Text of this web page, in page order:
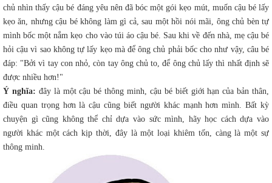
chủ nhìn thấy cậu bé đáng yêu nên đã bóc một gói kẹo mút, muốn cậu bé lấy
kẹo ăn, nhưng cậu bé không làm gì cả, sau một hồi nói mãi, ông chủ bèn tự
mình bốc một nắm kẹo cho vào túi áo cậu bé. Sau khi về đến nhà, mẹ cậu bé
hỏi cậu vì sao không tự lấy kẹo mà để ông chủ phải bốc cho như vậy, câu bé
đáp: "Bởi vì tay con nhỏ, còn tay ông chủ to, để ông chủ lấy thì nhất định sẽ
được nhiều hơn!"
Ý nghĩa: đây là một cậu bé thông minh, cậu bé biết giới hạn của bản thân,
điều quan trọng hơn là cậu cũng biết người khác mạnh hơn mình. Bất kỳ
chuyện gì cũng không thể chỉ dựa vào sức mình, hãy học cách dựa vào
người khác một cách kịp thời, đây là một loại khiêm tốn, càng là một sự
thông minh.